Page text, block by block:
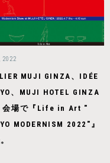
2022
MUJI GINZA、IDÉE
、MUJI HOTEL GINZA
会場で『Life in Art "
MODERNISM 2022"』